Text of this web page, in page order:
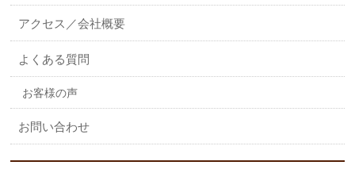
アクセス／会社概要
よくある質問
お客様の声
お問い合わせ